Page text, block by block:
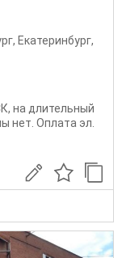
, Екатеринбург,
на длительный
нет. Оплата эл.